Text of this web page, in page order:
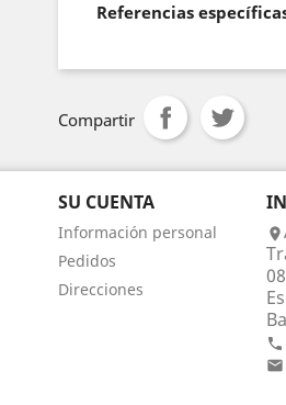
Referencias
Compartir
SU CUENTA
Información personal
Pedidos
Direcciones


